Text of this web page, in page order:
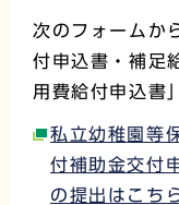
次のフォームか
付申込書・補足
用費給付申込書
私立幼稚園等
付補助金交付
の提出はこち